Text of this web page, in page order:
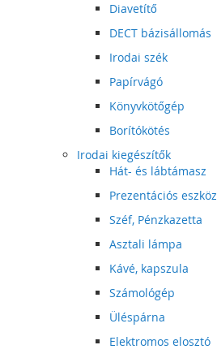
Diavetítő
DECT bázisállomás
Irodai szék
Papírvágó
Könyvkötőgép
Borítókötés
Irodai kiegészítők
Hát- és lábtámasz
Prezentációs eszköz
Széf, Pénzkazetta
Asztali lámpa
Kávé, kapszula
Számológép
Üléspárna
Elektromos elosztó